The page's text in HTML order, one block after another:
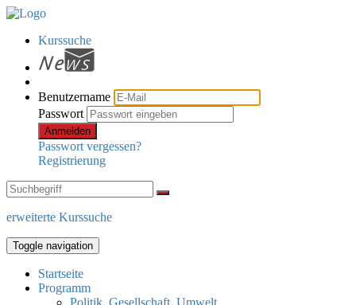
Kurssuche
Benutzername
Passwort
Anmelden
Passwort vergessen?
Registrierung
erweiterte Kurssuche
Toggle navigation
Startseite
Programm
Politik, Gesellschaft, Umwelt